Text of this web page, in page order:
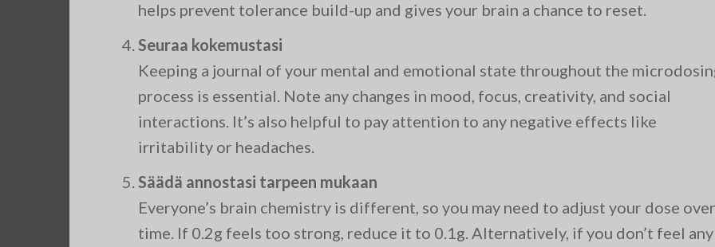
helps prevent tolerance build-up and gives your brain a chance to reset.
Seuraa kokemustasi
Keeping a journal of your mental and emotional state throughout the
process is essential. Note any changes in mood, focus, creativity, and social
interactions. It’s also helpful to pay attention to any negative effects like
irritability or headaches.
Säädä annostasi tarpeen mukaan
Everyone’s brain chemistry is different, so you may need to adjust your dose over
time. If 0.2g feels too strong, reduce it to 0.1g. Alternatively, if you don’t feel any